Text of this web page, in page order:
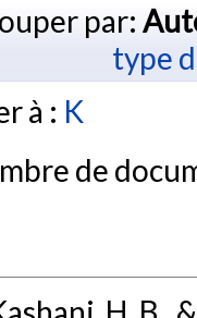
par:
type
à : K
de